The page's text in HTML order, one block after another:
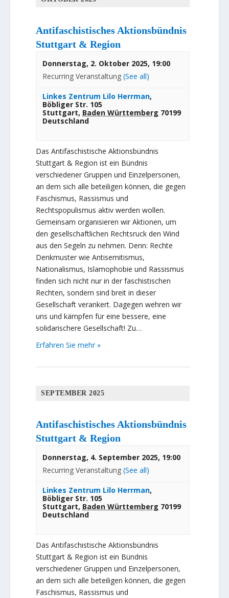
Antifaschistisches Aktionsbündnis
Stuttgart & Region
Donnerstag, 2. Oktober 2025, 19:00
Recurring Veranstaltung(See all)
Linkes Zentrum Lilo Herrman,
Böbliger Str. 105
Stuttgart, Baden Württemberg 70199
Deutschland
Das Antifaschistische Aktionsbündnis
Stuttgart & Region ist ein Bündnis
verschiedener Gruppen und Einzelpersonen,
an dem sich alle beteiligen können, die gegen
Faschismus, Rassismus und
Rechtspopulismus aktiv werden wollen.
Gemeinsam organisieren wir Aktionen, um
den gesellschaftlichen Rechtsruck den Wind
aus den Segeln zu nehmen. Denn: Rechte
Denkmuster wie Antisemitismus,
Nationalismus, Islamophobie und Rassismus
finden sich nicht nur in der faschistischen
Rechten, sondern sind breit in dieser
Gesellschaft verankert. Dagegen wehren wir
uns und kämpfen für eine bessere, eine
solidarischere Gesellschaft! Zu…
Erfahren Sie mehr »
SEPTEMBER 2025
Antifaschistisches Aktionsbündnis
Stuttgart & Region
Donnerstag, 4. September 2025, 19:00
Recurring Veranstaltung(See all)
Linkes Zentrum Lilo Herrman,
Böbliger Str. 105
Stuttgart, Baden Württemberg 70199
Deutschland
Das Antifaschistische Aktionsbündnis
Stuttgart & Region ist ein Bündnis
verschiedener Gruppen und Einzelpersonen,
an dem sich alle beteiligen können, die gegen
Faschismus, Rassismus und